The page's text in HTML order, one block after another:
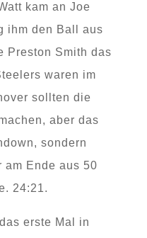
kam an Joe
ihm den Ball aus
Preston Smith das
waren im
sollten die
aber das
sondern
Ende aus 50
24:21.
erste Mal in